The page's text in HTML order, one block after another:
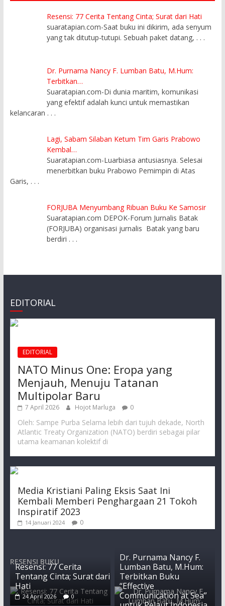
Resensi: 77 Cerita Tentang Cinta; Surat dari Hati
suaratapian.com-Saat buku ini dikirim, ada senyum
yang tak ditutup-tutupi. Sebuah paket datang, . . .
Dr. Purnama Nancy F. Lumban Batu, M.Hum:
Terbitkan…
Suaratapian.com-Di dunia maritim, komunikasi
yang efektif adalah kunci untuk memastikan
kelancaran . . .
Lagi, Sabam Silaban Ketum Tim Garis Prabowo
Kembal…
Suaratapian.com-Luarbiasa antusiasnya. Selesai
menerbitkan buku Prabowo Pemimpin di Atas
Garis, . . .
FORJUBA Menyumbang Ribuan Buku Ke Samosir
Suaratapian.com DEPOK-Forum Jurnalis Batak
(FORJUBA) organisasi jurnalis Batak yang baru
berdiri . . .
EDITORIAL
EDITORIAL
NATO Minus One: Eropa yang
Menjauh, Menuju Tatanan
Multipolar Baru
7 April 2026 Hojot Marluga 0
Oleh: Sampe Purba Selama lebih dari tujuh dekade, North
Atlantic Treaty Organization (NATO) berdiri sebagai pilar
utama keamanan kolektif di
Media Kristiani Paling Eksis Saat Ini
Kembali Memberi Penghargaan 21 Tokoh
Inspiratif 2023
14 Januari 2024 0
RESENSI BUKU
Resensi: 77 Cerita
Tentang Cinta; Surat dari
Hati
24 April 2026 0
Dr. Purnama Nancy F.
Lumban Batu, M.Hum:
Terbitkan Buku
“Effective
Communication at Sea”